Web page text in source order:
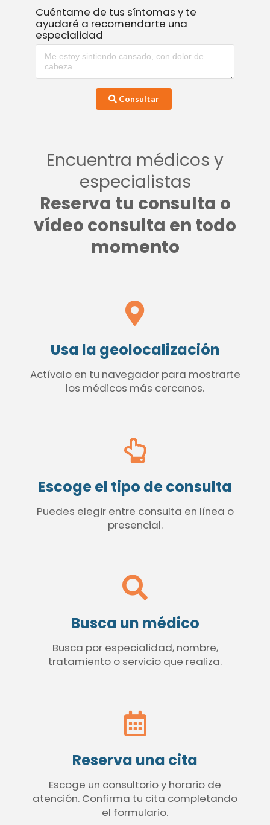
Cuéntame de tus síntomas y te
ayudaré a recomendarte una
especialidad
Consultar
Encuentra médicos y
especialistas
Reserva tu consulta o
vídeo consulta en todo
momento
Usa la geolocalización
Actívalo en tu navegador para mostrarte
los médicos más cercanos.
Escoge el tipo de consulta
Puedes elegir entre consulta en línea o
presencial.
Busca un médico
Busca por especialidad, nombre,
tratamiento o servicio que realiza.
Reserva una cita
Escoge un consultorio y horario de
atención. Confirma tu cita completando
el formulario.